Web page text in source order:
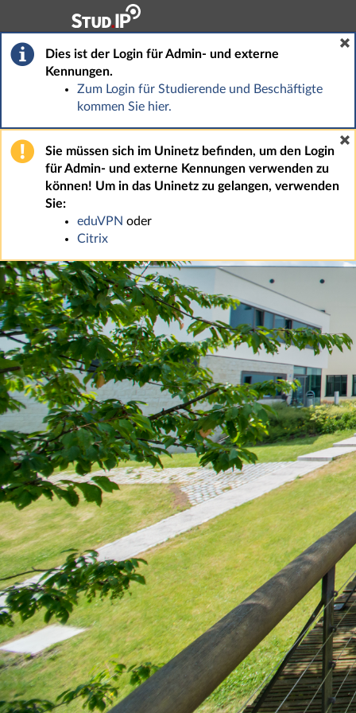
Hauptnavigation
Fußzeile
Dies ist der Login für Admin- und externe
Kennungen.
Zum Login für Studierende und Beschäftigte
kommen Sie hier.
Sie müssen sich im Uninetz befinden, um den Login
für Admin- und externe Kennungen verwenden zu
können! Um in das Uninetz zu gelangen, verwenden
Sie:
eduVPN oder
Citrix